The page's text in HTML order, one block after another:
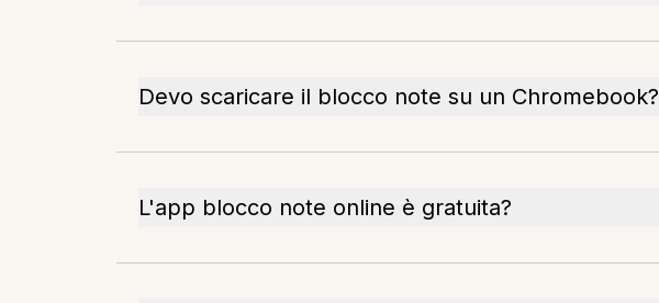
Devo scaricare il blocco note su un Chromebook?
L'app blocco note online è gratuita?